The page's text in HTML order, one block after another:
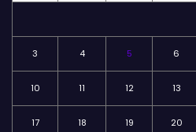
3 4 5 6
10 11 12 13
17 18 19 20